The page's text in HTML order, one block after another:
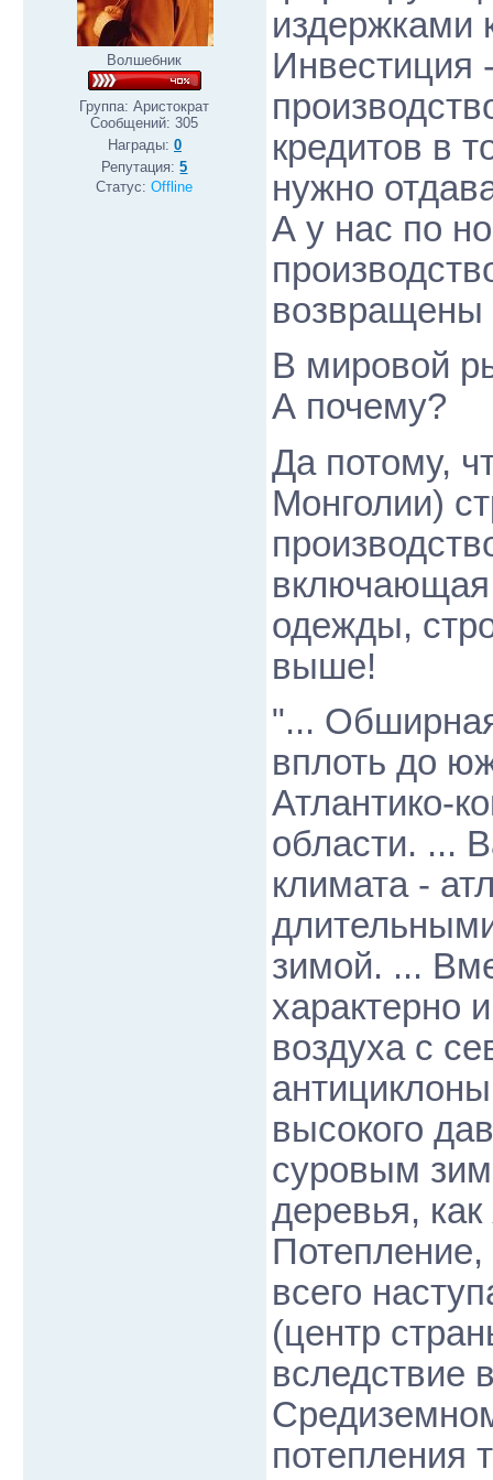
Волшебник
Группа: Аристократ
Сообщений:305
Награды: 0
Репутация:5
Статус:Offline
издержками
Инвестиция
кредитов в
нужно
А у нас по
возвращены
В мировой
А почему?
Да потому,
Монголии)
включающая
одежды,
выше!
"...
вплоть до
Атлантико-
области. ...
климата -
зимой. ...
характерно
воздуха с
высокого
суровым
деревья,
всего
(центр
вследствие
потепления